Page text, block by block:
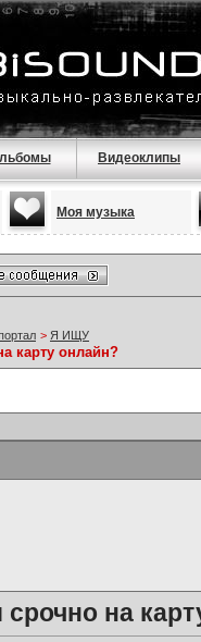
Видеоклипы
Моя музыка
> Я ИЩУ
карту онлайн?
срочно на